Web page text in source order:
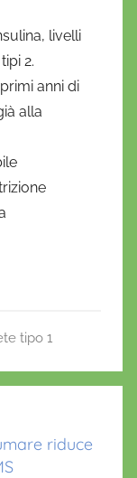
livelli
2.
anni di
alla
tipo 1
riduce